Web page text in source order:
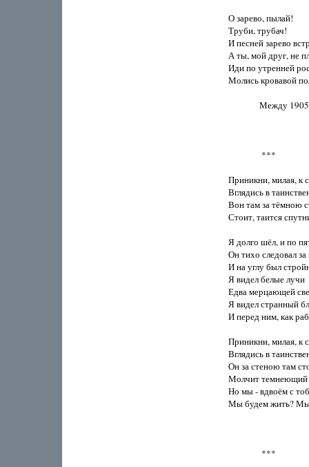
О зарево, пылай!
Труби, трубач!
И песней зарево
А ты, мой друг, не
Иди по утренней
Молись кровавой
Между
                ***
Приникни, милая, к
Вглядись в
Вон там за тёмною
Стоит, таится
Я долго шёл, и по
Он тихо следовал
И на углу был
Я видел белые лучи
Едва мерцающей
Я видел странный
И перед ним, как
Приникни, милая, к
Вглядись в
Он за стеною там
Молчит темнеющий
Но мы - вдвоём с
Мы будем жить?
                ***